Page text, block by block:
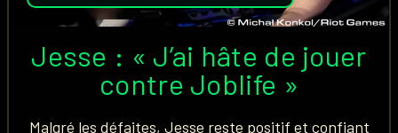
Jesse : « J’ai hâte de jouer
contre Joblife »
Malgré les défaites, Jesse reste positif et confiant